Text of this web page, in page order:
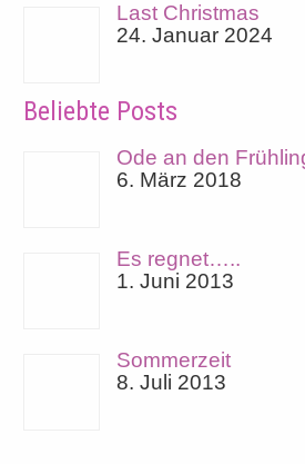
Last Christmas
24. Januar 2024
Beliebte Posts
Ode an den
6. März 2018
Es regnet…..
1. Juni 2013
Sommerzeit
8. Juli 2013